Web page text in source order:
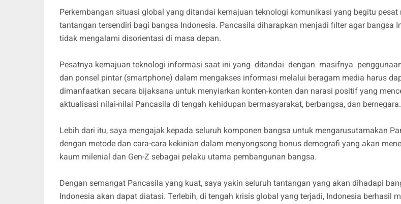
Perkembangan situasi global yang ditandai kemajuan teknologi komunikasi yang begitu pesat
tantangan tersendiri bagi bangsa Indonesia. Pancasila diharapkan menjadi filter agar bangsa
tidak mengalami disorientasi di masa depan.
Pesatnya kemajuan teknologi informasi saat ini yang ditandai dengan masifnya
dan ponsel pintar (smartphone) dalam mengakses informasi melalui beragam media harus
dimanfaatkan secara bijaksana untuk menyiarkan konten-konten dan narasi positif yang
aktualisasi nilai-nilai Pancasila di tengah kehidupan bermasyarakat, berbangsa, dan bernegara.
Lebih dari itu, saya mengajak kepada seluruh komponen bangsa untuk mengarusutamakan
dengan metode dan cara-cara kekinian dalam menyongsong bonus demografi yang akan
kaum milenial dan Gen-Z sebagai pelaku utama pembangunan bangsa.
Dengan semangat Pancasila yang kuat, saya yakin seluruh tantangan yang akan dihadapi
Indonesia akan dapat diatasi. Terlebih, di tengah krisis global yang terjadi, Indonesia berhasil